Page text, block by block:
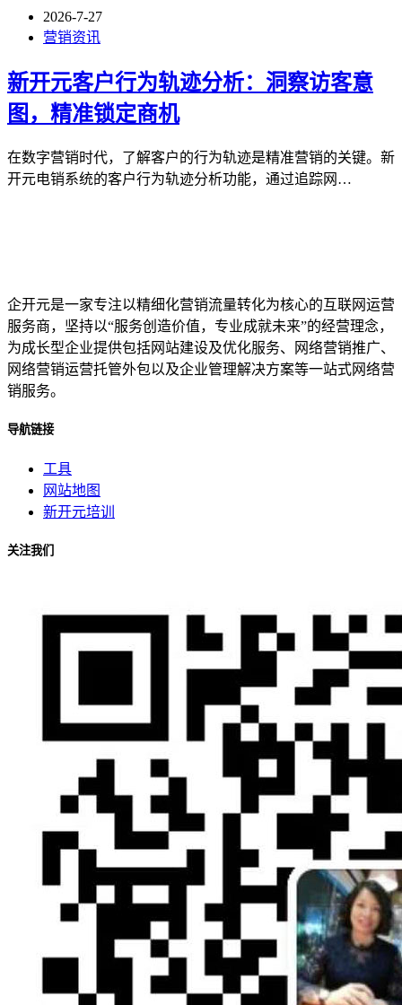
2026-7-27
营销资讯
新开元客户行为轨迹分析：洞察访客意
图，精准锁定商机
在数字营销时代，了解客户的行为轨迹是精准营销的关键。新
开元电销系统的客户行为轨迹分析功能，通过追踪网…
企开元是一家专注以精细化营销流量转化为核心的互联网运营
服务商，坚持以“服务创造价值，专业成就未来”的经营理念，
为成长型企业提供包括网站建设及优化服务、网络营销推广、
网络营销运营托管外包以及企业管理解决方案等一站式网络营
销服务。
导航链接
工具
网站地图
新开元培训
关注我们